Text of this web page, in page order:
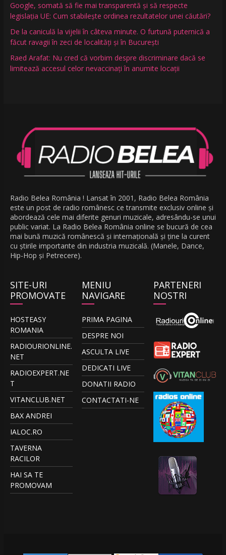
Google, somată să fie mai transparentă și să respecte
legislația UE: Cum stabilește ordinea rezultatelor unei căutări?
De la caniculă la vijelii în câteva minute. O furtună puternică a
făcut ravagii în zeci de localități și în București
Raed Arafat: Nu cred că vorbim despre discriminare dacă se
limitează accesul celor nevaccinați în anumite locații
Radio Belea România ! Lansat în 2001, Radio Belea România
este un post de radio românesc ce transmite exclusiv online și
abordează cele mai diferite genuri muzicale, adresându-se unui
public variat. La Radio Belea România online se bucură de cea
mai bună muzică românescă și internațională și ține la curent
cu știrile importante din industria muzicală. (Manele, Dance,
Hip-Hop și Petrecere).
SITE-URI
PROMOVATE
HOSTEASY
ROMANIA
RADIOURIONLINE.
NET
RADIOEXPERT.NE
T
VITANCLUB.NET
BAX ANDREI
IALOC.RO
TAVERNA
RACILOR
HAI SA TE
PROMOVAM
MENIU
NAVIGARE
PRIMA PAGINA
DESPRE NOI
ASCULTA LIVE
DEDICATI LIVE
DONATII RADIO
CONTACTATI-NE
PARTENERI
NOSTRI